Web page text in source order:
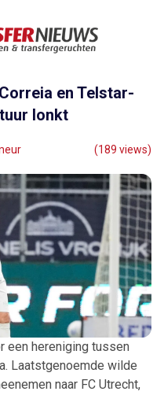
en Telstar-
lonkt
(189 views)
een hereniging tussen
Laatstgenoemde wilde
naar FC Utrecht,